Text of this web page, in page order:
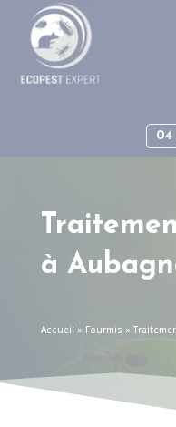
04
à
Accueil » Fourmis »
Panneau de gestion des cookies